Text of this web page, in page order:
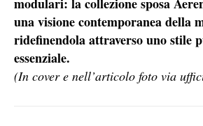
una visione contemporanea della
ridefinendola attraverso uno stile
essenziale.
(In cover e nell’articolo foto via